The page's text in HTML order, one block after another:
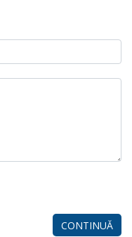
CONTINUĂ